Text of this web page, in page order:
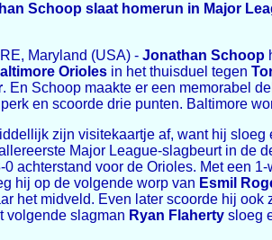
Schoop slaat homerun in Major
Maryland (USA) - Jonathan Schoop
Orioles in het thuisduel tegen
. En Schoop maakte er een memorabel
en scoorde drie punten. Baltimore
zijn visitekaartje af, want hij sloeg
Major League-slagbeurt in de
0 achterstand voor de Orioles. Met een 1-
hij op de volgende worp van Esmil
het midveld. Even later scoorde hij ook
volgende slagman Ryan Flaherty sloeg